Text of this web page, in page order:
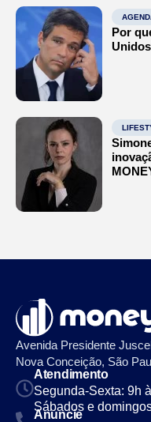
Por
Avenida Presidente
Nova Conceição, São
Atendimento
Segunda-Sexta: 9h
Sábados e
Anuncie